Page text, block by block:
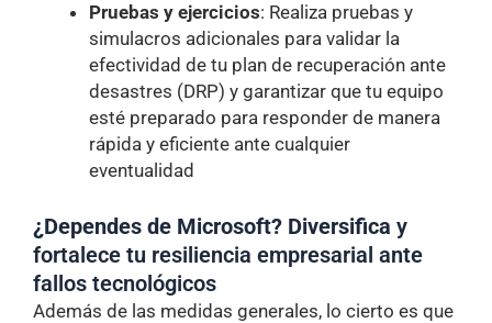
Pruebas y ejercicios: Realiza pruebas y
simulacros adicionales para validar la
efectividad de tu plan de recuperación ante
desastres (DRP) y garantizar que tu equipo
esté preparado para responder de manera
rápida y eficiente ante cualquier
eventualidad
¿Dependes de Microsoft? Diversifica y
fortalece tu resiliencia empresarial ante
fallos tecnológicos
Además de las medidas generales, lo cierto es que